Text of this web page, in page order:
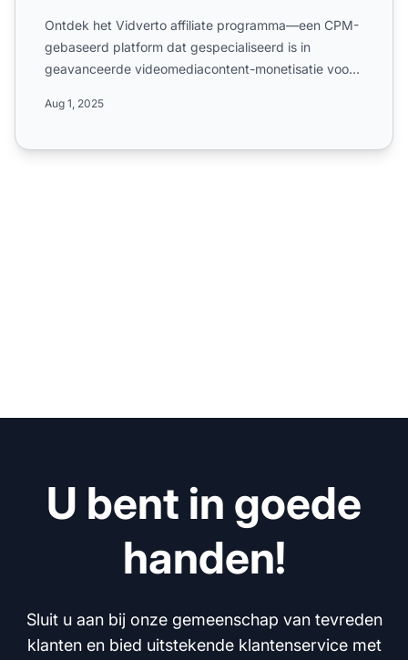
Ontdek het Vidverto affiliate programma—een CPM-
gebaseerd platform dat gespecialiseerd is in
geavanceerde videomediacontent-monetisatie voor
Aug 1, 2025
U bent in goede
handen!
Sluit u aan bij onze gemeenschap van tevreden
klanten en bied uitstekende klantenservice met